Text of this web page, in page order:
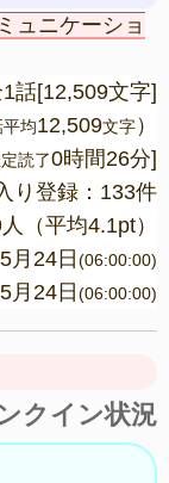
ュニケーショ
話[12,509文字]
均12,509文字）
読了0時間26分]
り登録：133件
人（平均4.1pt）
月24日(06:00:00)
月24日(06:00:00)
クイン状況